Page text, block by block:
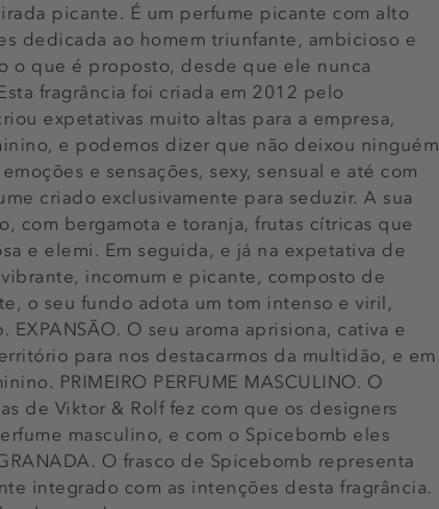
picante. É um perfume picante com alto
dedicada ao homem triunfante, ambicioso e
o que é proposto, desde que ele nunca
fragrância foi criada em 2012 pelo
expetativas muito altas para a empresa,
e podemos dizer que não deixou ninguém
e sensações, sexy, sensual e até com
criado exclusivamente para seduzir. A sua
com bergamota e toranja, frutas cítricas que
e elemi. Em seguida, e já na expetativa de
incomum e picante, composto de
o seu fundo adota um tom intenso e viril,
O seu aroma aprisiona, cativa e
para nos destacarmos da multidão, e em
PRIMEIRO PERFUME MASCULINO. O
de Viktor & Rolf fez com que os designers
masculino, e com o Spicebomb eles
O frasco de Spicebomb representa
integrado com as intenções desta fragrância.